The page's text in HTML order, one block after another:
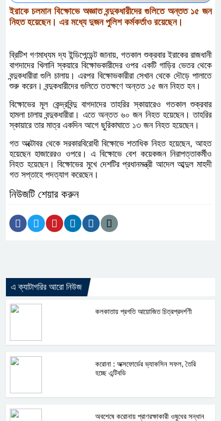
ইরাকে চলমান বিক্ষোভে অজ্ঞাত বন্দুকধারীদের গুলিতে অন্তত ১৫ জন
নিহত হয়েছেন। এর মধ্যে দুজন পুলিশ কর্মকর্তাও রয়েছেন।
ব্রিটিশ গণমাধ্যম দ্য ইন্ডিপেন্ডেন্ট জানায়, গতকাল শুক্রবার ইরাকের রাজধানী
বাগদাদের খিলানি স্কয়ারে বিক্ষোভকারীদের ওপর একটি গাড়ির ভেতর থেকে
বন্দুকধারীরা গুলি চালায়। এরপর বিক্ষোভকারীরা সেখান থেকে দৌড়ে পালাতে
শুরু করেন। বন্দুকধারীদের গুলিতে ততক্ষণে অন্তত ১৫ জন নিহত হন।
বিক্ষোভের মূল কেন্দ্রবিন্দু বাগদাদের তাহরির স্কায়ারেও গতকাল শুক্রবার
হামলা চালায় বন্দুকধারীরা। এতে অন্তত ৬০ জন নিহত হয়েছেন। তাহরির
স্কায়ারে তার মাত্র একদিন আগে ছুরিকাঘাতে ১৩ জন নিহত হয়েছেন।
গত অক্টোবর থেকে সরকারবিরোধী বিক্ষোভে শতাধিক নিহত হয়েছেন, আহত
হয়েছেন হাজারেরও ওপরে। এ বিক্ষোভে বেশ কয়েকজন নিরাপত্তাকর্মীও
নিহত হয়েছেন। বিক্ষোভের মুখে দেশটির প্রধানমন্ত্রী আদেল আব্দুল মাহদী
গত সপ্তাহে পদত্যাগ করেছেন।
নিউজটি শেয়ার করুন
এ ক্যাটাগরির আরো নিউজ
কলকাতায় প্রগতি আয়োজিত চিত্রপ্রদর্শণী
করোনা : অক্সফোর্ডের ভ্যাকসিন সফল, তৈরি
হচ্ছে এন্টিবডি
অবশেষে করোনায় প্রাণরক্ষাকারী ওষুধের সন্ধান